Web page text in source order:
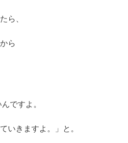
ら、
ら
ですよ。
いきますよ。」と。